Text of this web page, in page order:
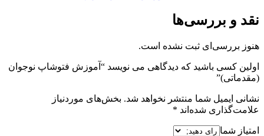
نقد و بررسی‌ها
هنوز بررسی‌ای ثبت نشده است.
اولین کسی باشید که دیدگاهی می نویسد “آموزش فتوشاپ نوجوان
(مقدماتی)”
نشانی ایمیل شما منتشر نخواهد شد. بخش‌های موردنیاز
علامت‌گذاری شده‌اند *
امتیاز شما